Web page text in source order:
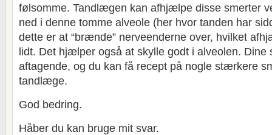
følsomme. Tandlægen kan afhjælpe disse smerter
ned i denne tomme alveole (her hvor tanden har
dette er at “brænde” nerveenderne over, hvilket
lidt. Det hjælper også at skylle godt i alveolen.
aftagende, og du kan få recept på nogle stærkere
tandlæge.
God bedring.
Håber du kan bruge mit svar.